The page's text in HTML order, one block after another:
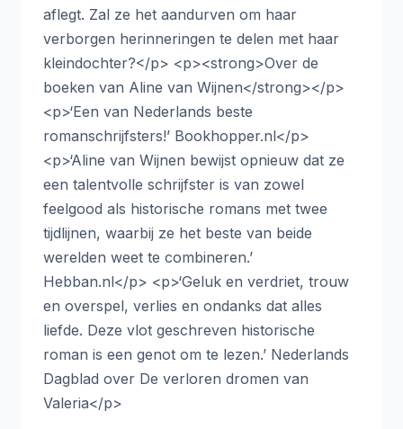
aflegt. Zal ze het aandurven om haar
verborgen herinneringen te delen met haar
kleindochter?</p> <p><strong>Over de
boeken van Aline van Wijnen</strong></p>
<p>‘Een van Nederlands beste
romanschrijfsters!’ Bookhopper.nl</p>
<p>‘Aline van Wijnen bewijst opnieuw dat ze
een talentvolle schrijfster is van zowel
feelgood als historische romans met twee
tijdlijnen, waarbij ze het beste van beide
werelden weet te combineren.’
Hebban.nl</p> <p>‘Geluk en verdriet, trouw
en overspel, verlies en ondanks dat alles
liefde. Deze vlot geschreven historische
roman is een genot om te lezen.’ Nederlands
Dagblad over De verloren dromen van
Valeria</p>